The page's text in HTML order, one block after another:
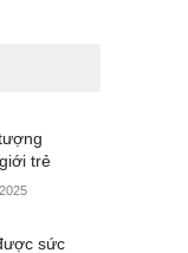
trẻ
sức